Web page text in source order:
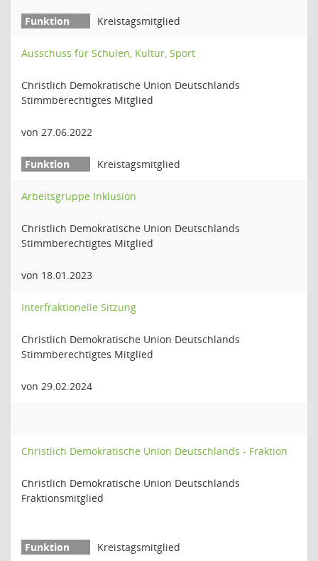
Kreistagsmitglied
Ausschuss für Schulen, Kultur, Sport
Christlich Demokratische Union Deutschlands
Stimmberechtigtes Mitglied
von 27.06.2022
Kreistagsmitglied
Arbeitsgruppe Inklusion
Christlich Demokratische Union Deutschlands
Stimmberechtigtes Mitglied
von 18.01.2023
Interfraktionelle Sitzung
Christlich Demokratische Union Deutschlands
Stimmberechtigtes Mitglied
von 29.02.2024
Christlich Demokratische Union Deutschlands - Fraktion
Christlich Demokratische Union Deutschlands
Fraktionsmitglied
Kreistagsmitglied